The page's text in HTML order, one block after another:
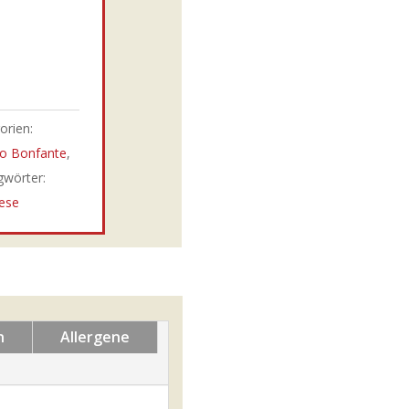
Bonfante,
Allergene